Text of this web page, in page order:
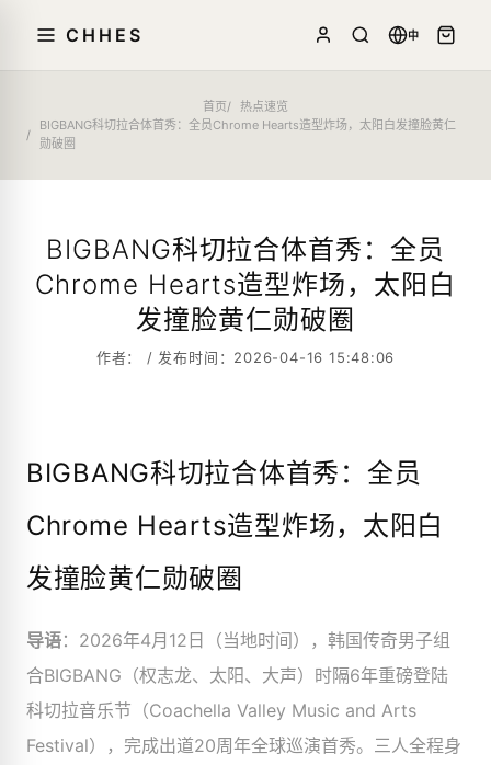
CHHES 中
首页
热点速览
BIGBANG科切拉合体首秀：全员Chrome Hearts造型炸场，太阳白发撞脸黄仁
勋破圈
BIGBANG科切拉合体首秀：全员
Chrome Hearts造型炸场，太阳白
发撞脸黄仁勋破圈
作者： / 发布时间：2026-04-16 15:48:06
BIGBANG科切拉合体首秀：全员
Chrome Hearts造型炸场，太阳白
发撞脸黄仁勋破圈
导语：2026年4月12日（当地时间），韩国传奇男子组
合BIGBANG（权志龙、太阳、大声）时隔6年重磅登陆
科切拉音乐节（Coachella Valley Music and Arts
Festival），完成出道20周年全球巡演首秀。三人全程身